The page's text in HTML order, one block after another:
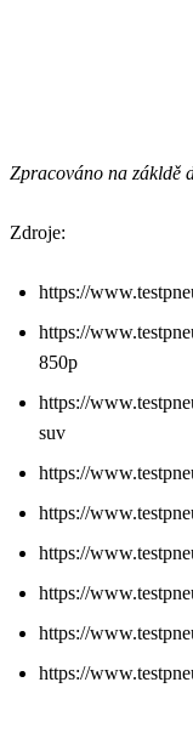
Zpracováno na zákldě
Zdroje:
https://
https://
850p
https://
suv
https://
https://
https://
https://
https://
https://